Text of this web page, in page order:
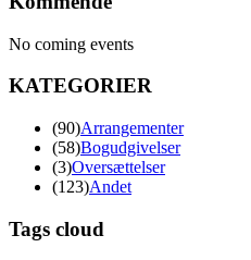
No coming events
KATEGORIER
(90)Arrangementer
(58)Bogudgivelser
(3)Oversættelser
(123)Andet
Tags cloud